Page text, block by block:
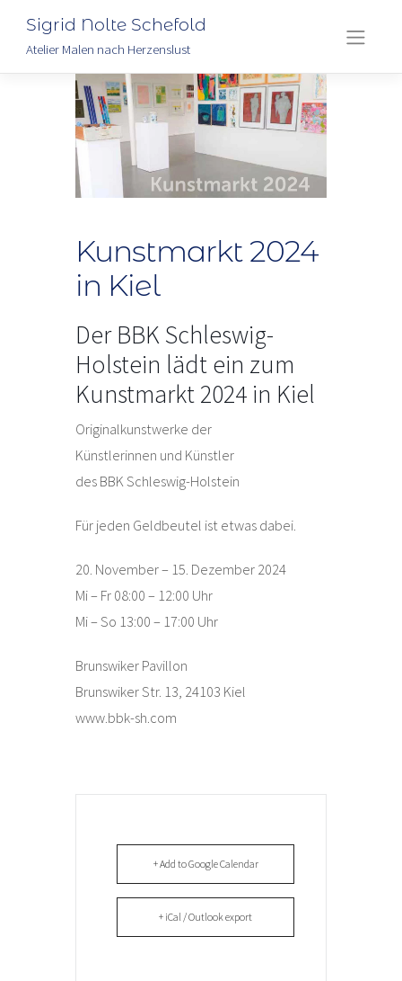
Sigrid Nolte Schefold
Atelier Malen nach Herzenslust
Kunstmarkt 2024
in Kiel
Der BBK Schleswig-
Holstein lädt ein zum
Kunstmarkt 2024 in Kiel
Originalkunstwerke der
Künstlerinnen und Künstler
des BBK Schleswig-Holstein
Für jeden Geldbeutel ist etwas dabei.
20. November – 15. Dezember 2024
Mi – Fr 08:00 – 12:00 Uhr
Mi – So 13:00 – 17:00 Uhr
Brunswiker Pavillon
Brunswiker Str. 13, 24103 Kiel
www.bbk-sh.com
+ Add to Google Calendar
+ iCal / Outlook export